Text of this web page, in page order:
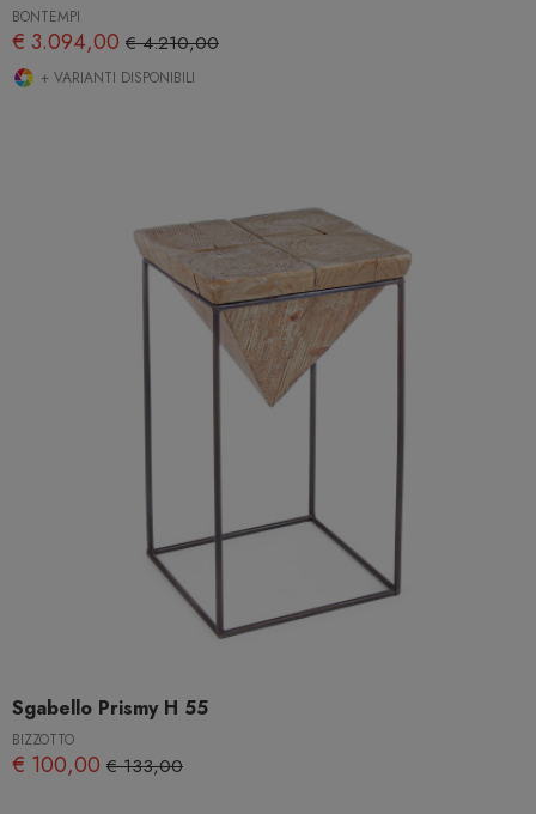
BONTEMPI
€ 3.094,00 € 4.210,00
+ VARIANTI DISPONIBILI
Sgabello Prismy H 55
BIZZOTTO
€ 100,00 € 133,00